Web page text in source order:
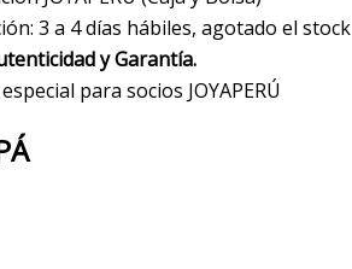
3 a 4 días hábiles, agotado el stock
y Garantía.
para socios JOYAPERÚ